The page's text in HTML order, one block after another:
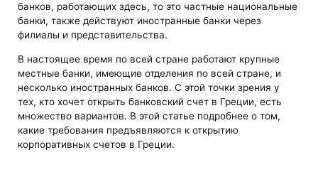
банков, работающих здесь, то это частные национальные
банки, также действуют иностранные банки через
филиалы и представительства.
В настоящее время по всей стране работают крупные
местные банки, имеющие отделения по всей стране, и
несколько иностранных банков. С этой точки зрения у
тех, кто хочет открыть банковский счет в Греции, есть
множество вариантов. В этой статье подробнее о том,
какие требования предъявляются к открытию
корпоративных счетов в Греции.